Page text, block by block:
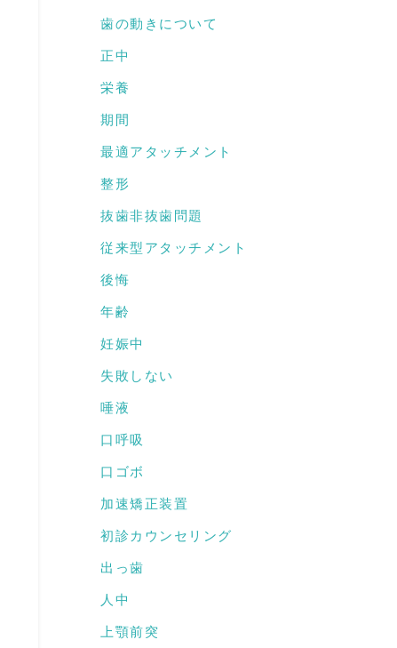
歯の動きについて
正中
栄養
期間
最適アタッチメント
整形
抜歯非抜歯問題
従来型アタッチメント
後悔
年齢
妊娠中
失敗しない
唾液
口呼吸
口ゴボ
加速矯正装置
初診カウンセリング
出っ歯
人中
上顎前突